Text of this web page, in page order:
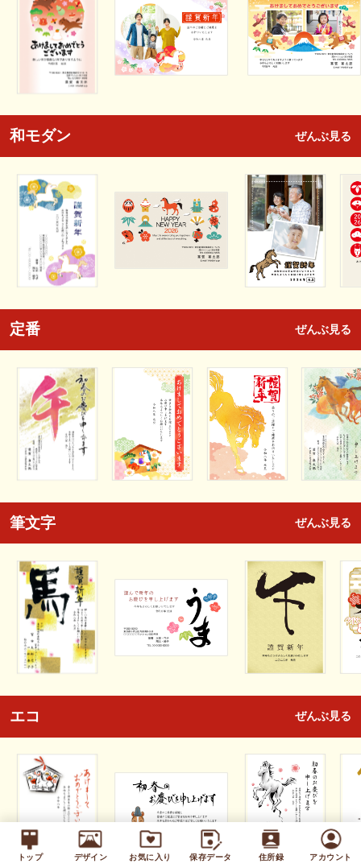
トップ デザイン お気に入り 保存データ 住所録 アカウント
和モダン ぜんぶ見る
定番 ぜんぶ見る
筆文字 ぜんぶ見る
エコ ぜんぶ見る